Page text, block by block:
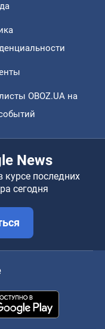
OBOZ.UA на
News
последних
сегодня